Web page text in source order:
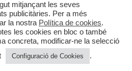
mitjançant les seves
publicitàries. Per a més
la nostra Política de cookies.
les cookies en bloc o també
concreta, modificar-ne la selecció
Configuració de Cookies .